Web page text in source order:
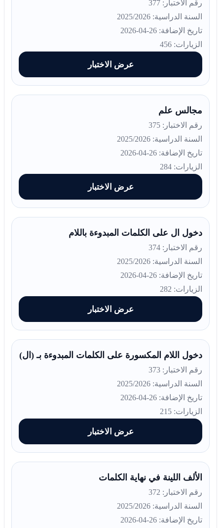
رقم الاختبار: 377
السنة الدراسية: 2025/2026
تاريخ الإضافة: 26-04-2026
الزيارات: 456
عرض الاختبار
مجالس علم
رقم الاختبار: 375
السنة الدراسية: 2025/2026
تاريخ الإضافة: 26-04-2026
الزيارات: 284
عرض الاختبار
دخول ال على الكلمات المبدوءة باللام
رقم الاختبار: 374
السنة الدراسية: 2025/2026
تاريخ الإضافة: 26-04-2026
الزيارات: 282
عرض الاختبار
دخول اللام المكسورة على الكلمات المبدوءة بـ (ال)
رقم الاختبار: 373
السنة الدراسية: 2025/2026
تاريخ الإضافة: 26-04-2026
الزيارات: 215
عرض الاختبار
الألف اللينة في نهاية الكلمات
رقم الاختبار: 372
السنة الدراسية: 2025/2026
تاريخ الإضافة: 26-04-2026